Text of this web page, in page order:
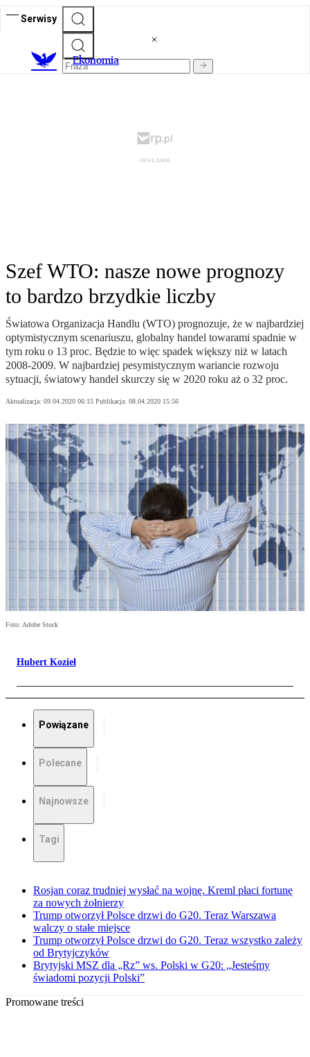
Serwisy
Ekonomia
Szef WTO: nasze nowe prognozy
to bardzo brzydkie liczby
Światowa Organizacja Handlu (WTO) prognozuje, że w najbardziej
optymistycznym scenariuszu, globalny handel towarami spadnie w
tym roku o 13 proc. Będzie to więc spadek większy niż w latach
2008-2009. W najbardziej pesymistycznym wariancie rozwoju
sytuacji, światowy handel skurczy się w 2020 roku aż o 32 proc.
Aktualizacja: 09.04.2020 06:15 Publikacja: 08.04.2020 15:56
Foto: Adobe Stock
Hubert Kozieł
Powiązane
Polecane
Najnowsze
Tagi
Rosjan coraz trudniej wysłać na wojnę. Kreml płaci fortunę
za nowych żołnierzy
Trump otworzył Polsce drzwi do G20. Teraz Warszawa
walczy o stałe miejsce
Trump otworzył Polsce drzwi do G20. Teraz wszystko zależy
od Brytyjczyków
Brytyjski MSZ dla „Rz” ws. Polski w G20: „Jesteśmy
świadomi pozycji Polski”
Promowane treści